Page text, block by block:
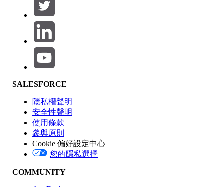
產品區域
功能影響
版本
SALESFORCE
隱私權聲明
安全性聲明
使用條款
參與原則
Cookie 偏好設定中心
您的隱私選擇
COMMUNITY